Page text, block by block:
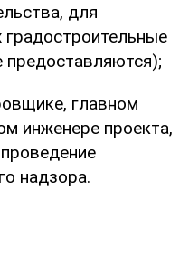
для
предоставляются);
главном
инженере проекта,
надзора.